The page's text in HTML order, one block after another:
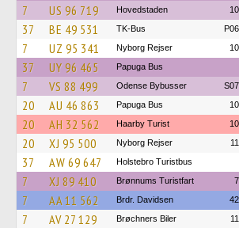
7 US 96 719 Hovedstaden
37 BE 49 531 TK-Bus
7 UZ 95 341 Nyborg Rejser
37 UY 96 465 Papuga Bus
7 VS 88 499 Odense Bybusser
20 AU 46 863 Papuga Bus
20 AH 32 562 Haarby Turist
20 XJ 95 500 Nyborg Rejser
37 AW 69 647 Holstebro Turistbus
7 XJ 89 410 Brønnums Turistfart
7 AA 11 562 Brdr. Davidsen
7 AV 27 129 Brøchners Biler